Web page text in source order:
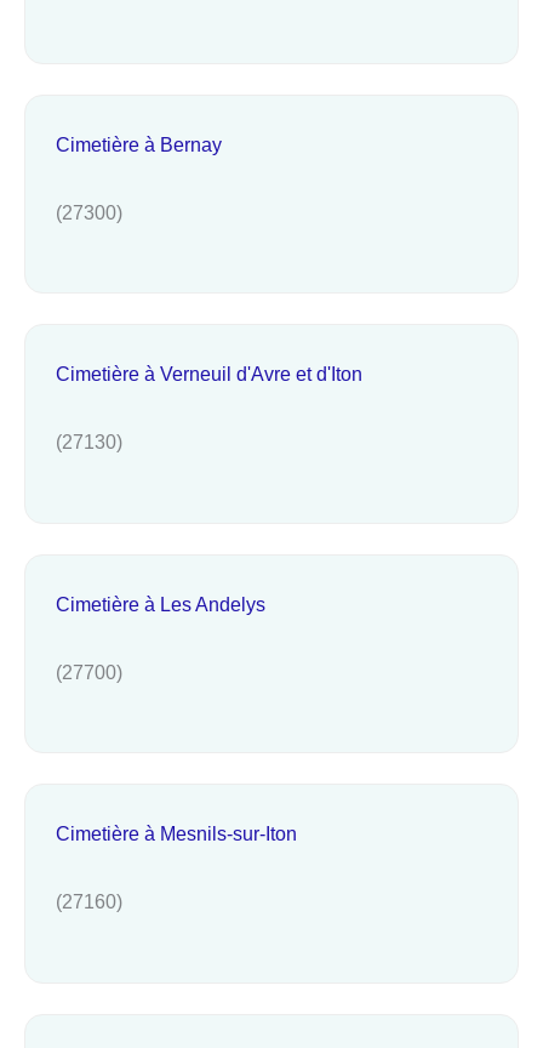
Cimetière à Bernay
(27300)
Cimetière à Verneuil d'Avre et d'Iton
(27130)
Cimetière à Les Andelys
(27700)
Cimetière à Mesnils-sur-Iton
(27160)